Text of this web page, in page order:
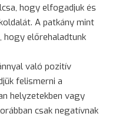
hogy elfogadjuk és
A patkány mint
hogy előrehaladtunk
való pozitív
felismerni a
helyzetekben vagy
csak negatívnak